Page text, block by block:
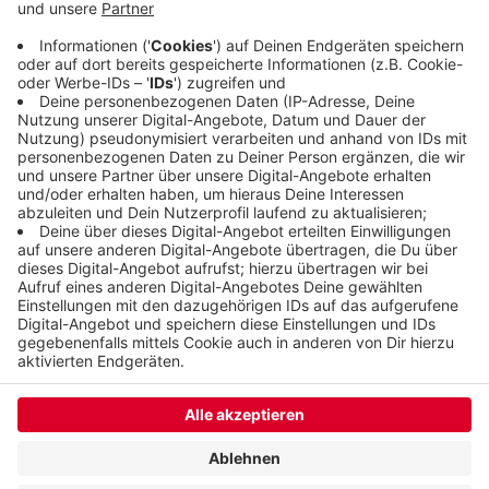
findet auf der Werlé-, der Widukindstraße und den
Nebenstraßen statt. Es ist die 44. Auflage des
Bleicherfestes.
Veröffentlicht: Sonntag, 16.06.2019 12:06
Anzeige
Anzeige